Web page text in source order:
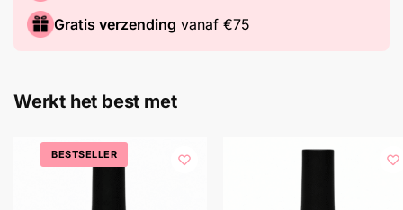
Gratis verzending vanaf €75
Werkt het best met
BESTSELLER